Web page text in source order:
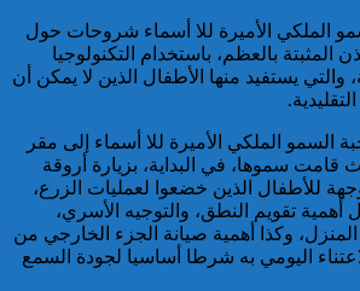
بالفرع
عبوة
الملكي الأميرة للا أسماء شروحات حول
المثبتة بالعظم، باستخدام التكنولوجيا
يستفيد منها الأطفال الذين لا يمكن أن
السمو الملكي الأميرة للا أسماء إلى مقر
سموها، في البداية، بزيارة أروقة
للأطفال الذين خضعوا لعمليات الزرع،
تقويم النطق، والتوجيه الأسري،
المنزل، وكذا أهمية صيانة الجزء الخارجي من
اليومي به شرطا أساسيا لجودة السمع